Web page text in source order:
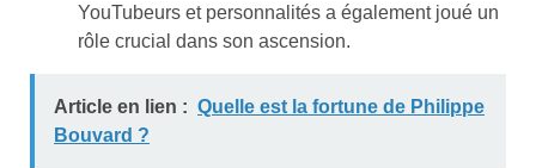
YouTubeurs et personnalités a également joué un
rôle crucial dans son ascension.
Article en lien : Quelle est la fortune de Philippe
Bouvard ?